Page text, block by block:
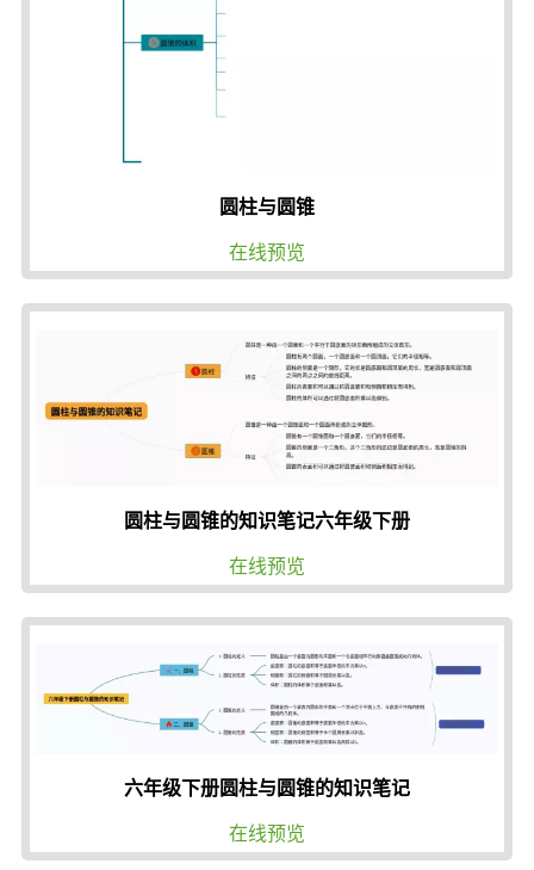
圆柱与圆锥
在线预览
圆柱与圆锥的知识笔记六年级下册
在线预览
六年级下册圆柱与圆锥的知识笔记
在线预览